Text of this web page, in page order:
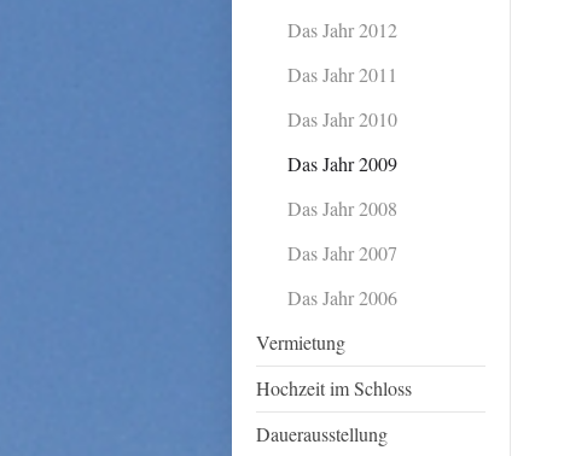
Das Jahr 2012
Das Jahr 2011
Das Jahr 2010
Das Jahr 2009
Das Jahr 2008
Das Jahr 2007
Das Jahr 2006
Vermietung
Hochzeit im Schloss
Dauerausstellung